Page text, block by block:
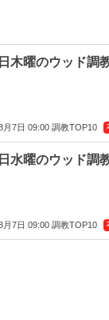
木曜のウッド調
月7日 09:00 調教TOP10
水曜のウッド調
月7日 09:00 調教TOP10